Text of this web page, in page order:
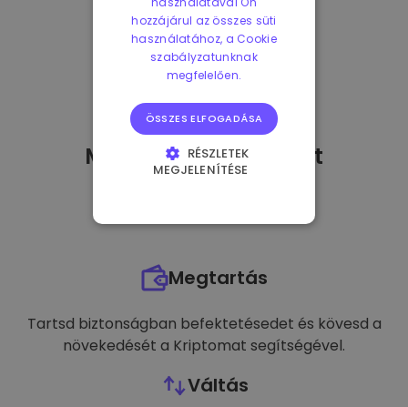
Mit tehetekmiután
-t
Megtartás
Tartsd biztonságban befektetésedet és kövesd a
növekedését a Kriptomat segítségével.
Váltás
hozzájárul az összes süti
használatához, a Cookie
szabályzatunknak
megfelelően.
ÖSSZES ELFOGADÁSA
RÉSZLETEK
MEGJELENÍTÉSE
CÉLZÁS
FUNKCIONALITÁS